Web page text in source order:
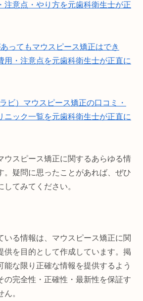
注意点・やり方を元歯科衛生士が正
ってもマウスピース矯正はでき
用・注意点を元歯科衛生士が正直に
ビ）マウスピース矯正の口コミ・
ニック一覧を元歯科衛生士が正直に
ウスピース矯正に関するあらゆる情
。疑問に思ったことがあれば、ぜひ
てみてください。
いる情報は、マウスピース矯正に関
供を目的として作成しています。掲
能な限り正確な情報を提供するよう
の完全性・正確性・最新性を保証す
。